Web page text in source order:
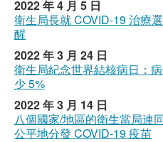
2022 年 4 月 5 日
衛生局長就 COVID-19 治療
醒
2022 年 3 月 24 日
衛生局紀念世界結核病日：
少 5%
2022 年 3 月 14 日
八個國家/地區的衛生當局連
公平地分發 COVID-19 疫苗